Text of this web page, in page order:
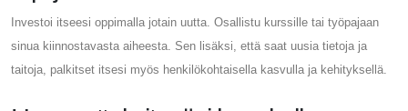
Investoi itseesi oppimalla jotain uutta. Osallistu kurssille tai työpajaan
sinua kiinnostavasta aiheesta. Sen lisäksi, että saat uusia tietoja ja
taitoja, palkitset itsesi myös henkilökohtaisella kasvulla ja kehityksellä.